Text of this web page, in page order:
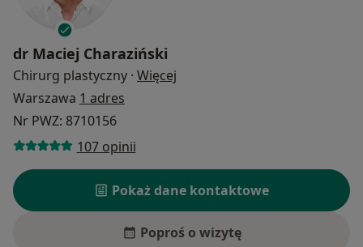
dr Maciej Charaziński
Chirurg plastyczny · Więcej
Warszawa 1 adres
Nr PWZ: 8710156
107 opinii
Pokaż dane kontaktowe
Poproś o wizytę